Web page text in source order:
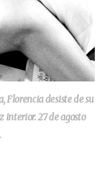
Florencia desiste de su
interior. 27 de agosto